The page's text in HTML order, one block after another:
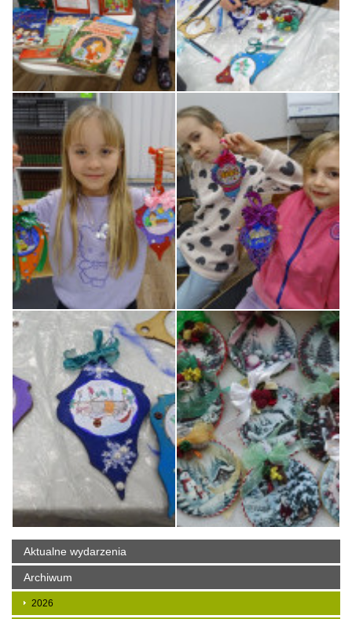
Aktualne wydarzenia
Archiwum
2026